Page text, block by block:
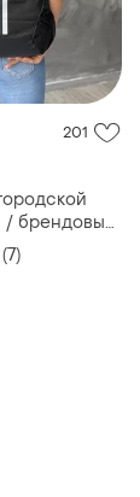
201
/ брендовый
/
(7)